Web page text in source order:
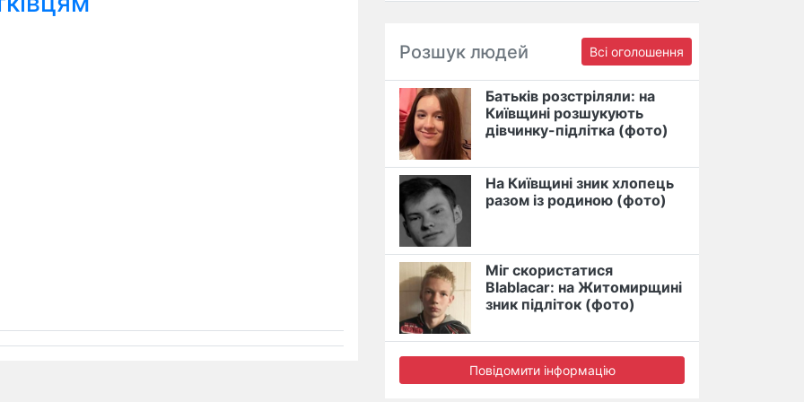
Розшук людей Всі оголошення
Батьків розстріляли: на
Київщині розшукують
дівчинку-підлітка (фото)
На Київщині зник хлопець
разом із родиною (фото)
Міг скористатися
Blablacar: на Житомирщині
зник підліток (фото)
Повідомити інформацію